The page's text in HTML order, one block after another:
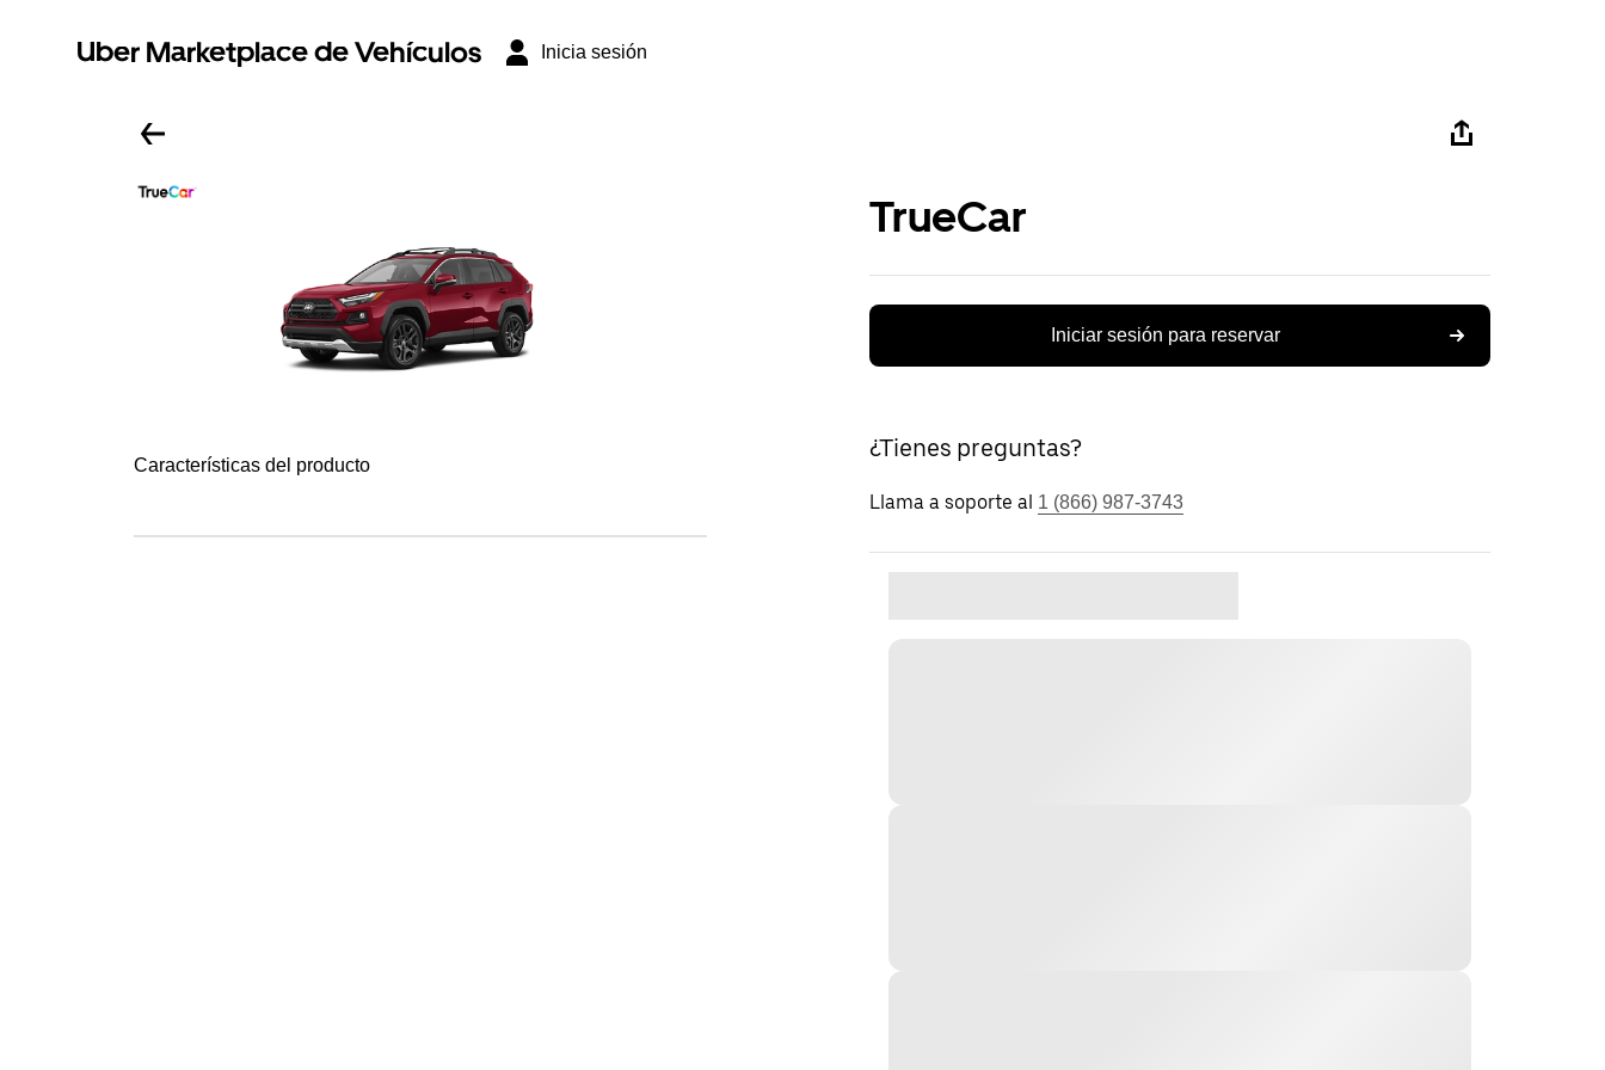
Uber Marketplace de Vehículos Inicia sesión
Características del producto
TrueCar
Iniciar sesión para reservar
¿Tienes preguntas?
Llama a soporte al 1 (866) 987-3743